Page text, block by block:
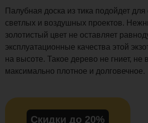
Палубная доска из тика подойдет
светлых и воздушных проектов.
золотистый цвет не оставляет
эксплуатационные качества этой
на высоте. Такое дерево не гниет, не
максимально плотное и долговечное.
Скидки до 20%